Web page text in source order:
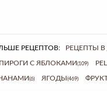
РЕЦЕПТОВ: РЕЦЕПТЫ
ПИРОГИ С ЯБЛОКАМИ(109)
(6) ЯГОДЫ(469)